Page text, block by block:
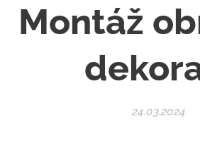
Montáž
24.03.2024